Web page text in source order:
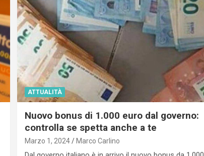
ATTUALITÀ
Nuovo bonus di 1.000 euro dal governo:
controlla se spetta anche a te
Marzo 1, 2024 Marco Carlino